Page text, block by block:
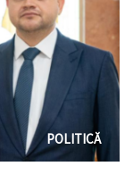
POLITICĂ